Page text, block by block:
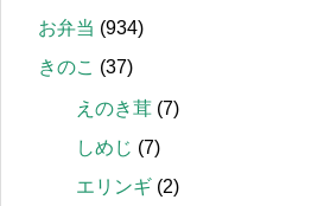
お弁当 (934)
きのこ (37)
えのき茸 (7)
しめじ (7)
エリンギ (2)